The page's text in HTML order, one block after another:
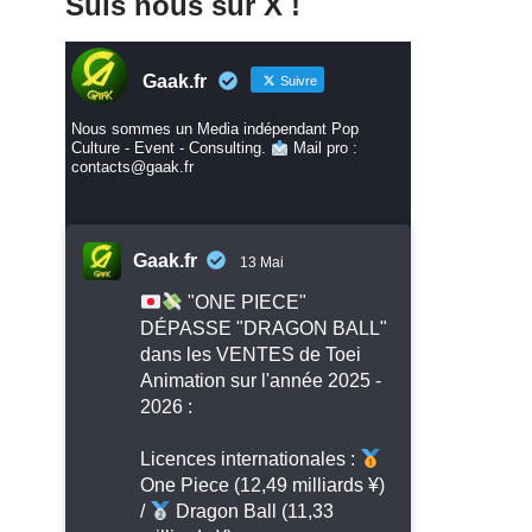
Gaak.fr Suivre
Nous sommes un Media indépendant Pop
Culture - Event - Consulting.
Mail pro :
contacts@gaak.fr
Gaak.fr 13 Mai
"ONE PIECE"
DÉPASSE "DRAGON BALL"
dans les VENTES de Toei
Animation sur l'année 2025 -
2026 :
Licences internationales :
One Piece (12,49 milliards ¥)
/
Dragon Ball (11,33